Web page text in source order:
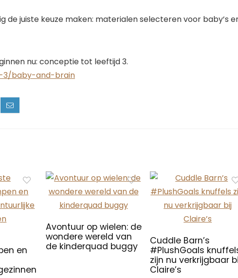
de juiste keuze maken: materialen selecteren voor baby’s
nu: conceptie tot leeftijd 3.
3/baby-and-brain
en
Avontuur op wielen: de
wondere wereld van
de kinderquad buggy
Cuddle Barn’s
#PlushGoals
zijn nu verkrijgbaar
Claire’s